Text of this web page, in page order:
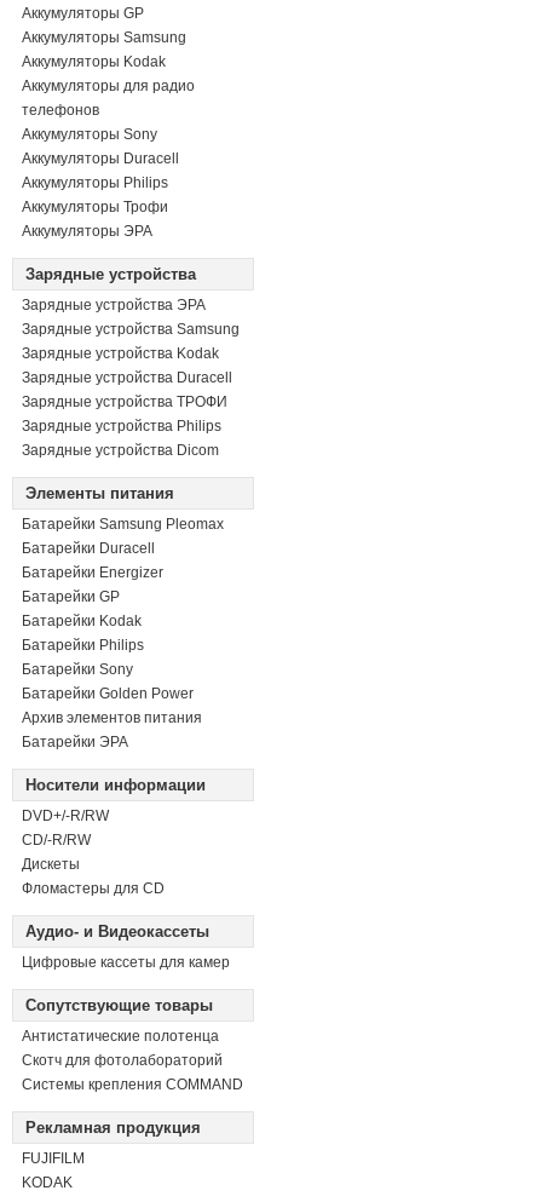
Аккумуляторы GP
Аккумуляторы Samsung
Аккумуляторы Kodak
Аккумуляторы для радио
телефонов
Аккумуляторы Sony
Аккумуляторы Duracell
Аккумуляторы Philips
Аккумуляторы Трофи
Аккумуляторы ЭРА
Зарядные устройства
Зарядные устройства ЭРА
Зарядные устройства Samsung
Зарядные устройства Kodak
Зарядные устройства Duracell
Зарядные устройства ТРОФИ
Зарядные устройства Philips
Зарядные устройства Dicom
Элементы питания
Батарейки Samsung Pleomax
Батарейки Duracell
Батарейки Energizer
Батарейки GP
Батарейки Kodak
Батарейки Philips
Батарейки Sony
Батарейки Golden Power
Архив элементов питания
Батарейки ЭРА
Носители информации
DVD+/-R/RW
СD/-R/RW
Дискеты
Фломастеры для CD
Аудио- и Видеокассеты
Цифровые кассеты для камер
Сопутствующие товары
Антистатические полотенца
Скотч для фотолабораторий
Системы крепления COMMAND
Рекламная продукция
FUJIFILM
KODAK